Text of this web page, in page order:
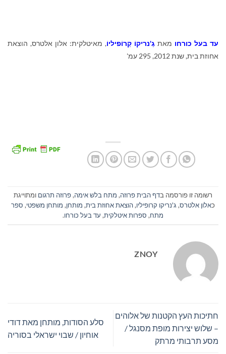
עד בעל כורחו מאת גַ'נריקוֹ קַרוֹפיליוֹ, מאיטלקית: אלון אלטרס, הוצאת
אחוזת בית, שנת 2012, 295 עמ'
רשומה זו פורסמה בדף הבית פרוזה, מתח בלש אימה,פרוזה תרגום ומתוייגת
כאלון אלטרס, ג'נריקו קרופיליו,הוצאת אחוזת בית, מותחן, מותחן משפטי, ספר
מתח, ספרות איטלקית, עד בעל כורחו.
ZNOY
חתיכות העץ הקטנות של אלוהים
– שלוש יצירות מופת מסנגל /
מסע תרבותי מרתק
סלע הסודות, מותחן מאת דודי
אוחיון / שבוי ישראלי בסוריה